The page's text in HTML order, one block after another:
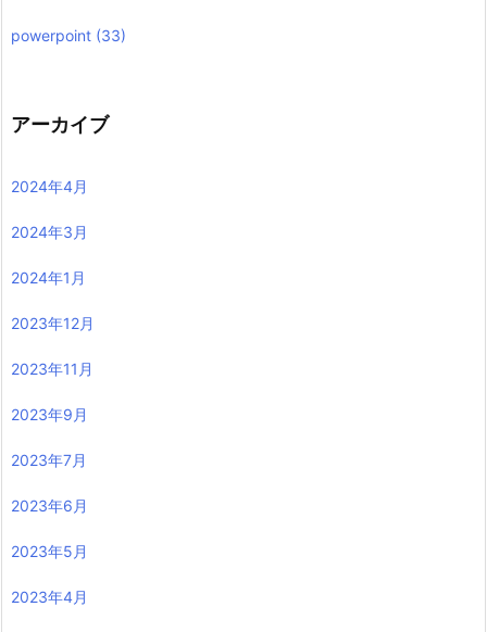
powerpoint (33)
アーカイブ
2024年4月
2024年3月
2024年1月
2023年12月
2023年11月
2023年9月
2023年7月
2023年6月
2023年5月
2023年4月